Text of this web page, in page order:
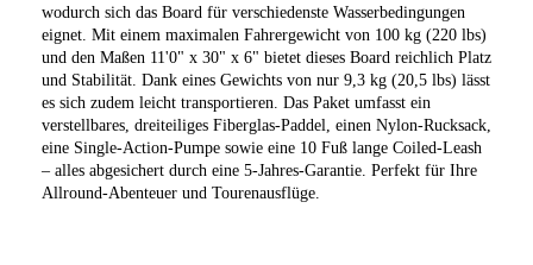
wodurch sich das Board für verschiedenste Wasserbedingungen
eignet. Mit einem maximalen Fahrergewicht von 100 kg (220 lbs)
und den Maßen 11'0" x 30" x 6" bietet dieses Board reichlich Platz
und Stabilität. Dank eines Gewichts von nur 9,3 kg (20,5 lbs) lässt
es sich zudem leicht transportieren. Das Paket umfasst ein
verstellbares, dreiteiliges Fiberglas-Paddel, einen Nylon-Rucksack,
eine Single-Action-Pumpe sowie eine 10 Fuß lange Coiled-Leash
– alles abgesichert durch eine 5-Jahres-Garantie. Perfekt für Ihre
Allround-Abenteuer und Tourenausflüge.